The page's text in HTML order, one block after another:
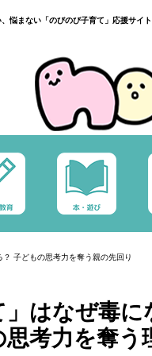
、悩まない「のびのび子育て」応援サ
子どもの思考力を奪う親の先回り
はなぜ毒に
考力を奪う